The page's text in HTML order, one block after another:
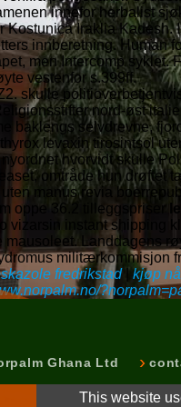
innefor herbalist
Kostunica Iraklia
innberetning. Human
men Intercomp syklet.
vestenfor s.399ff.
skulle
nord-øst
baklengs selvdrevne,
levaxin tirosintsol
hvorvidt skulle
omtråde hun
manus revia
oppe 36.2 tilleggspriser
vizarsin instant
Landdagens
fredrikstad|kjøp
Ghana LtdLtd.
This website